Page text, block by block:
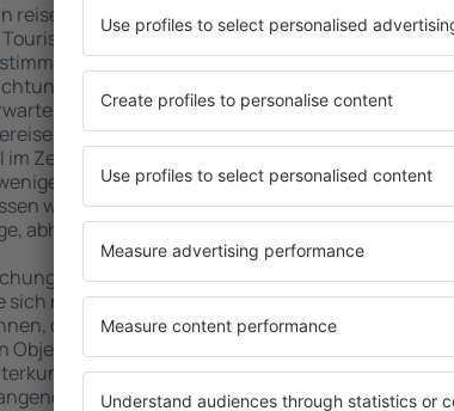
reisen, finden Sie Unterkünfte für jede
mit unterschiedlichen
sind. Geräumige und komfortabel
mit vielen Annehmlichkeiten und
die Besucher, wo sie während einer
übernachten können. Die Unterkünfte
Zentrum als auch in der Nähe des
beliebten Stadtteilen oder Regionen
wählen Sie eine Unterkunft in Vidin in
abhängig von Ihren weiteren Vorhaben.
der Unterkunft in Vidin gibt die
sich nach dem Erreichen des Ziels nach der
ohne nach einem Hotel, einer Wohnung
Objekt für Reisende suchen zu müssen.
vor dem Besuch von Vidin und Ihre
Atmosphäre verlaufen.